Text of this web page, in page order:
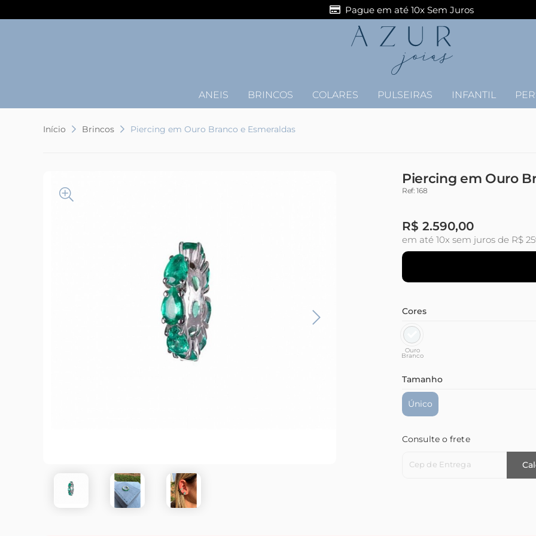
Pague em até 10x Sem Juros
ANEIS BRINCOS COLARES PULSEIRAS INFANTIL
Início Brincos Piercing em Ouro Branco e Esmeraldas
Piercing em Ouro
Ref: 168
R$ 2.590,00
em até 10x sem juros de R$
Cores
Ouro
Branco
Tamanho
Único
Consulte o frete
Cep de Entrega